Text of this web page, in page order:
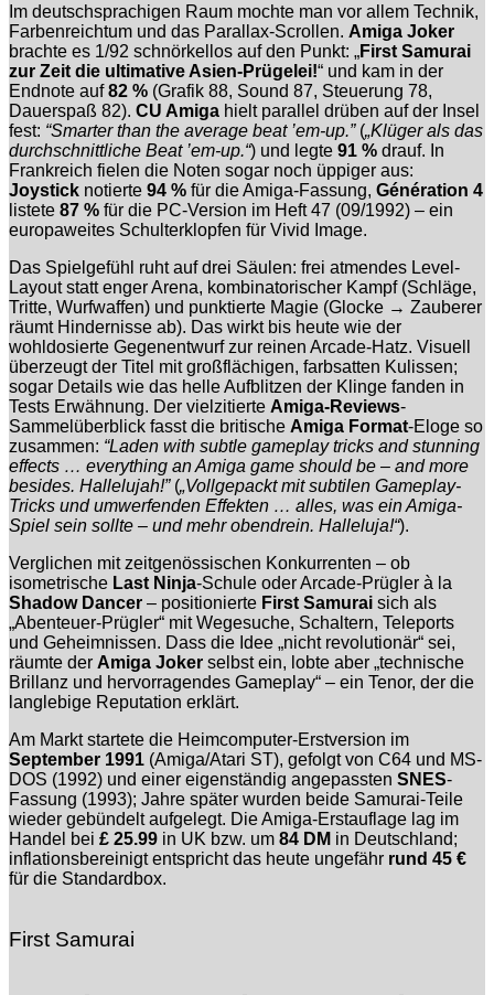
Im deutschsprachigen Raum mochte man vor allem Technik,
Farbenreichtum und das Parallax-Scrollen. Amiga Joker
brachte es 1/92 schnörkellos auf den Punkt: „First Samurai
zur Zeit die ultimative Asien-Prügelei!“ und kam in der
Endnote auf82 % (Grafik 88, Sound 87, Steuerung 78,
Dauerspaß 82). CU Amiga hielt parallel drüben auf der Insel
fest: “Smarter than the average beat ’em-up.”(„Klüger als das
durchschnittliche Beat ’em-up.“) und legte 91 % drauf. In
Frankreich fielen die Noten sogar noch üppiger aus:
Joystick notierte 94 % für die Amiga-Fassung, Génération 4
listete 87 % für die PC-Version im Heft 47 (09/1992) – ein
europaweites Schulterklopfen für Vivid Image.
Das Spielgefühl ruht auf drei Säulen: frei atmendes Level-
Layout statt enger Arena, kombinatorischer Kampf (Schläge,
Tritte, Wurfwaffen) und punktierte Magie (Glocke → Zauberer
räumt Hindernisse ab). Das wirkt bis heute wie der
wohldosierte Gegenentwurf zur reinen Arcade-Hatz. Visuell
überzeugt der Titel mit großflächigen, farbsatten Kulissen;
sogar Details wie das helle Aufblitzen der Klinge fanden in
Tests Erwähnung. Der vielzitierte Amiga-Reviews-
Sammelüberblick fasst die britische Amiga Format-Eloge so
zusammen: “Laden with subtle gameplay tricks and stunning
effects … everything an Amiga game should be – and more
besides. Hallelujah!”(„Vollgepackt mit subtilen Gameplay-
Tricks und umwerfenden Effekten … alles, was ein Amiga-
Spiel sein sollte – und mehr obendrein. Halleluja!“).
Verglichen mit zeitgenössischen Konkurrenten – ob
isometrische Last Ninja-Schule oder Arcade-Prügler à la
Shadow Dancer – positionierte First Samurai sich als
„Abenteuer-Prügler“ mit Wegesuche, Schaltern, Teleports
und Geheimnissen. Dass die Idee „nicht revolutionär“ sei,
räumte der Amiga Joker selbst ein, lobte aber „technische
Brillanz und hervorragendes Gameplay“ – ein Tenor, der die
langlebige Reputation erklärt.
Am Markt startete die Heimcomputer-Erstversion im
September 1991 (Amiga/Atari ST), gefolgt von C64 und MS-
DOS (1992) und einer eigenständig angepassten SNES-
Fassung (1993); Jahre später wurden beide Samurai-Teile
wieder gebündelt aufgelegt. Die Amiga-Erstauflage lag im
Handel bei £ 25.99 in UK bzw. um 84 DM in Deutschland;
inflationsbereinigt entspricht das heute ungefähr rund 45 €
für die Standardbox.
First Samurai